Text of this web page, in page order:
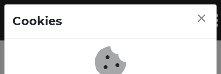
Skip to main content
Cookies